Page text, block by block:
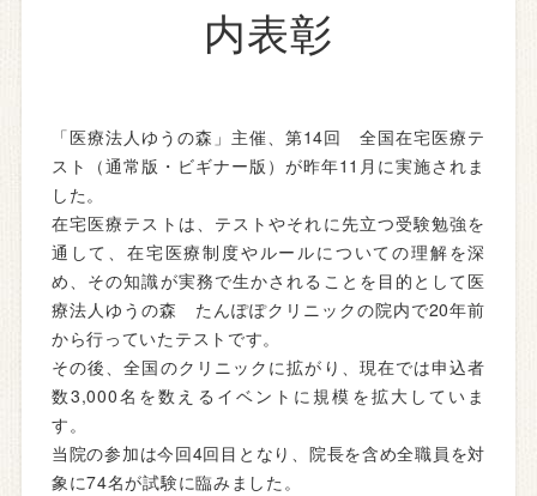
内表彰
「医療法人ゆうの森」主催、第14回 全国在宅医療テ
スト（通常版・ビギナー版）が昨年11月に実施されま
した。
在宅医療テストは、テストやそれに先立つ受験勉強を
通して、在宅医療制度やルールについての理解を深
め、その知識が実務で生かされることを目的として医
療法人ゆうの森 たんぽぽクリニックの院内で20年前
から行っていたテストです。
その後、全国のクリニックに拡がり、現在では申込者
数3,000名を数えるイベントに規模を拡大していま
す。
当院の参加は今回4回目となり、院長を含め全職員を対
象に74名が試験に臨みました。